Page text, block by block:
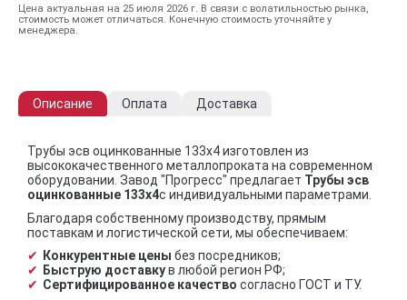
Цена актуальная на 25 июля 2026 г. В связи с волатильностью рынка,
стоимость может отличаться. Конечную стоимость уточняйте у
менеджера.
Описание Оплата Доставка
Трубы эсв оцинкованные 133х4 изготовлен из
высококачественного металлопроката на современном
оборудовании. Завод "Прогресс" предлагает Трубы эсв
оцинкованные 133х4с индивидуальными параметрами.
Благодаря собственному производству, прямым
поставкам и логистической сети, мы обеспечиваем:
Конкурентные цены без посредников;
Быструю доставкув любой регион РФ;
Сертифицированное качество согласно ГОСТ и ТУ.